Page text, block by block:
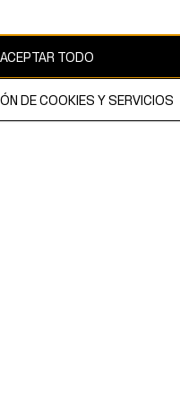
por copyright y es
ACEPTAR TODO
DE COOKIES Y SERVICIOS